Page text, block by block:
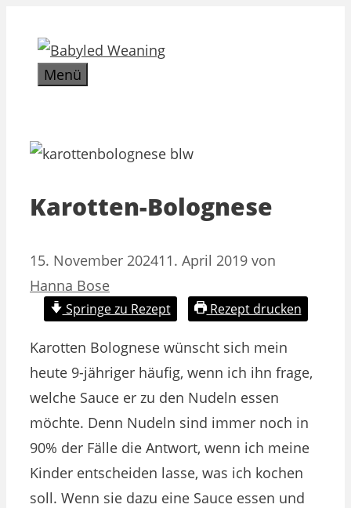
Inhalt
springenMenü
Karotten-Bolognese
15. November 202411. April 2019 von
Hanna Bose
Springe zu Rezept Rezept drucken
Karotten Bolognese wünscht sich mein
heute 9-jähriger häufig, wenn ich ihn frage,
welche Sauce er zu den Nudeln essen
möchte. Denn Nudeln sind immer noch in
90% der Fälle die Antwort, wenn ich meine
Kinder entscheiden lasse, was ich kochen
soll. Wenn sie dazu eine Sauce essen und